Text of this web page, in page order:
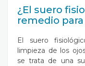
¿El suero
remedio
El suero
limpieza de los
se trata de una